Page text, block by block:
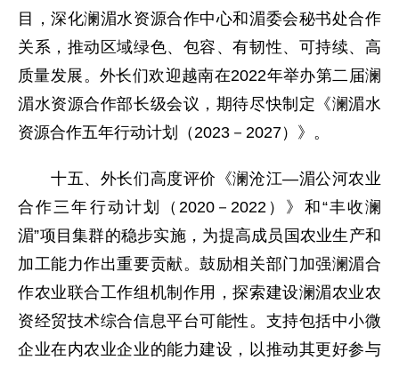
目，深化澜湄水资源合作中心和湄委会秘书处合作
关系，推动区域绿色、包容、有韧性、可持续、高
质量发展。外长们欢迎越南在2022年举办第二届澜
湄水资源合作部长级会议，期待尽快制定《澜湄水
资源合作五年行动计划（2023－2027）》。
十五、外长们高度评价《澜沧江—湄公河农业
合作三年行动计划（2020－2022）》和“丰收澜
湄”项目集群的稳步实施，为提高成员国农业生产和
加工能力作出重要贡献。鼓励相关部门加强澜湄合
作农业联合工作组机制作用，探索建设澜湄农业农
资经贸技术综合信息平台可能性。支持包括中小微
企业在内农业企业的能力建设，以推动其更好参与